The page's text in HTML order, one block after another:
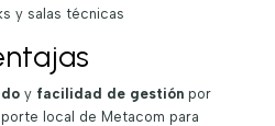
y salas técnicas
y facilidad de gestiónpor
local de Metacom para